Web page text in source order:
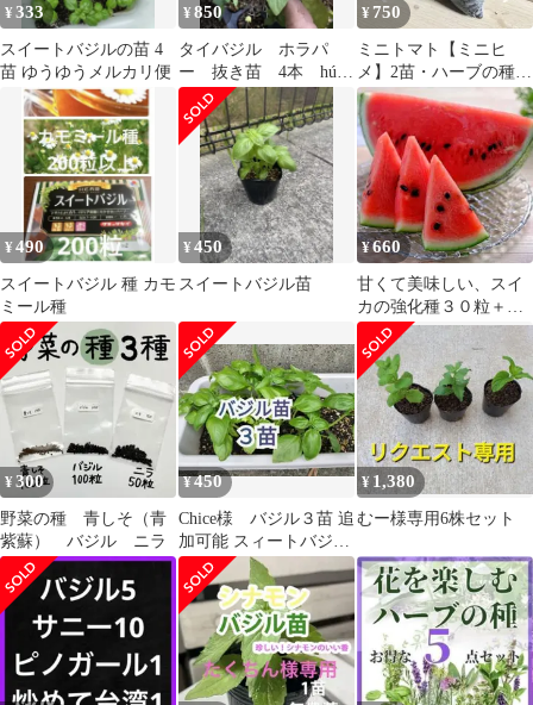
¥333
スイートバジルの苗 4
苗 ゆうゆうメルカリ便
¥850
タイバジル ホラパ
ー 抜き苗 4本 húng
quế
¥ 750
ミニトマト【ミニヒ
メ】2苗・ハーブの種い
ろいろ
¥490
スイートバジル 種 カモ
ミール種
¥450
スイートバジル苗
¥660
甘くて美味しい、スイ
カの強化種３０粒＋プ
ティ粗品＋全国匿名送
料無料、同梱可能です
¥300
野菜の種 青しそ（青
紫蘇） バジル ニラ
¥450
Chice様 バジル３苗 追
加可能 スィートバジ
ル 根付き苗 ハー
ブ 完全無農薬
¥ 1,380
むー様専用6株セット